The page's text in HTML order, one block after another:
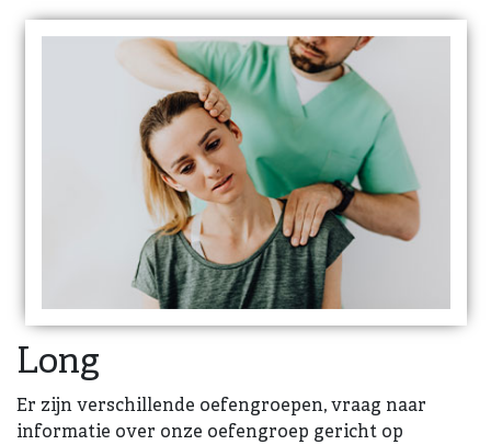
Long
Er zijn verschillende oefengroepen, vraag naar
informatie over onze oefengroep gericht op